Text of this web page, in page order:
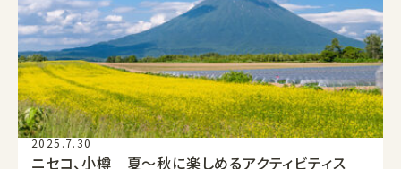
2025.7.30
ニセコ、小樽 夏～秋に楽しめるアクティビティス